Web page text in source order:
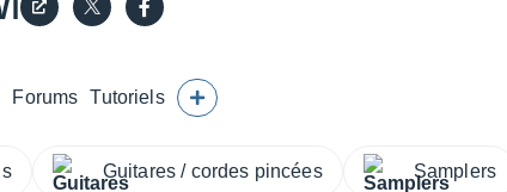
Forums Tutoriels
Guitares / cordes pincées Samplers